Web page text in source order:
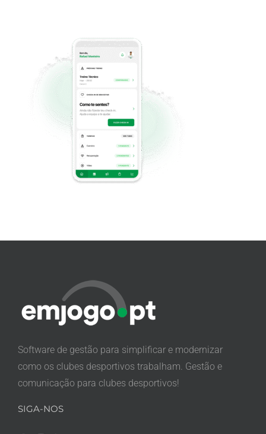
Software de gestão para simplificar e modernizar
como os clubes desportivos trabalham. Gestão e
comunicação para clubes desportivos!
SIGA-NOS